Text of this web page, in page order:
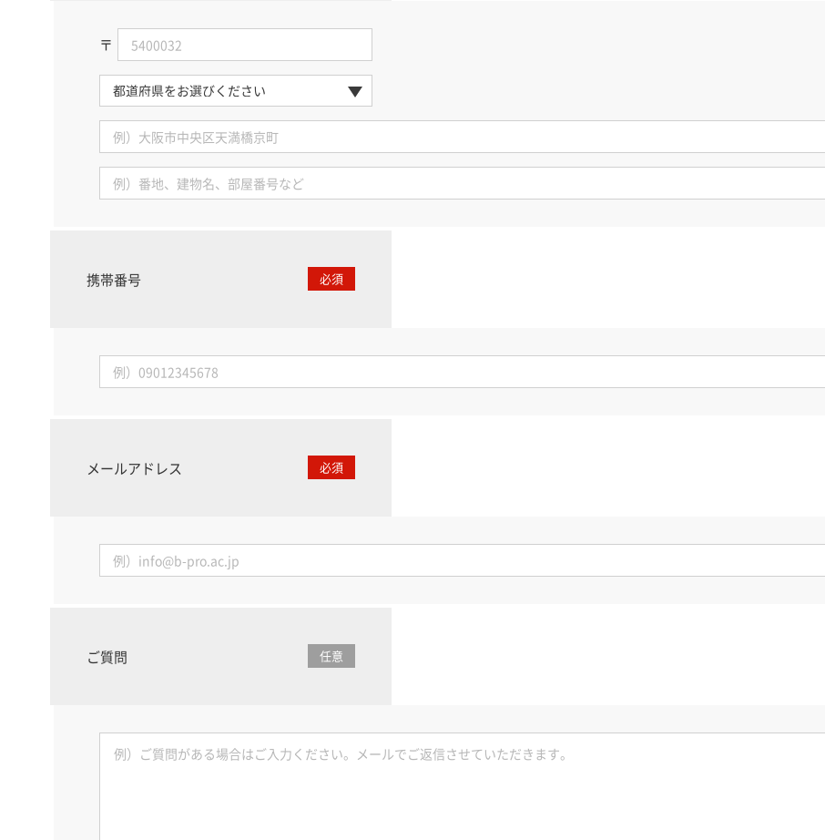
〒
携帯番号 必須
メールアドレス 必須
ご質問 任意